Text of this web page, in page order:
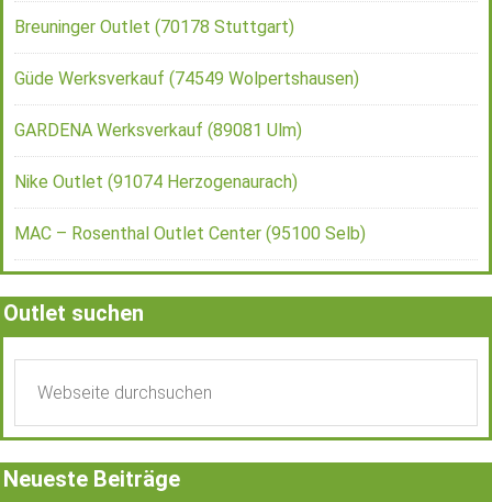
Breuninger Outlet (70178 Stuttgart)
Güde Werksverkauf (74549 Wolpertshausen)
GARDENA Werksverkauf (89081 Ulm)
Nike Outlet (91074 Herzogenaurach)
MAC – Rosenthal Outlet Center (95100 Selb)
Outlet suchen
Neueste Beiträge